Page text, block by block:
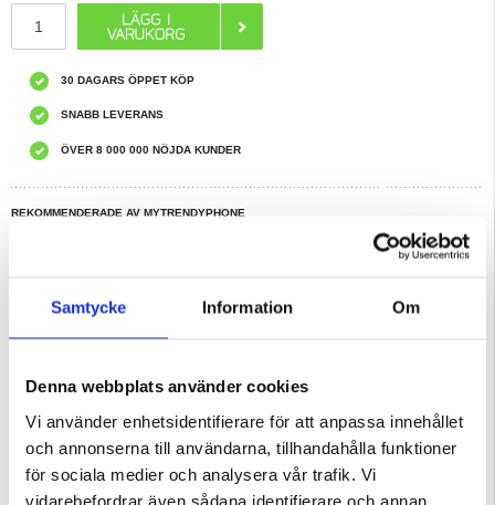
Samtycke Information Om
Denna webbplats använder cookies
Vi använder enhetsidentifierare för att anpassa innehållet
och annonserna till användarna, tillhandahålla funktioner
för sociala medier och analysera vår trafik. Vi
vidarebefordrar även sådana identifierare och annan
30 DAGARS ÖPPET KÖP
SNABB LEVERANS
ÖVER 8 000 000 NÖJDA KUNDER
REKOMMENDERADE AV MYTRENDYPHONE
Beskrivning
Detta borstade TPU-skal kommer att ge ett korrekt skydd till din Oppo Reno12
Skalet förebygger också överhettning när du använder din Oppo Reno12 tack
- Skydda din Oppo Reno12 med detta fantastiska TPU-skal
- Håller din mobil skyddad mot repor och dagliga skador
- Förstärkta hörn som ger bättre skydd vid oavsiktliga fall